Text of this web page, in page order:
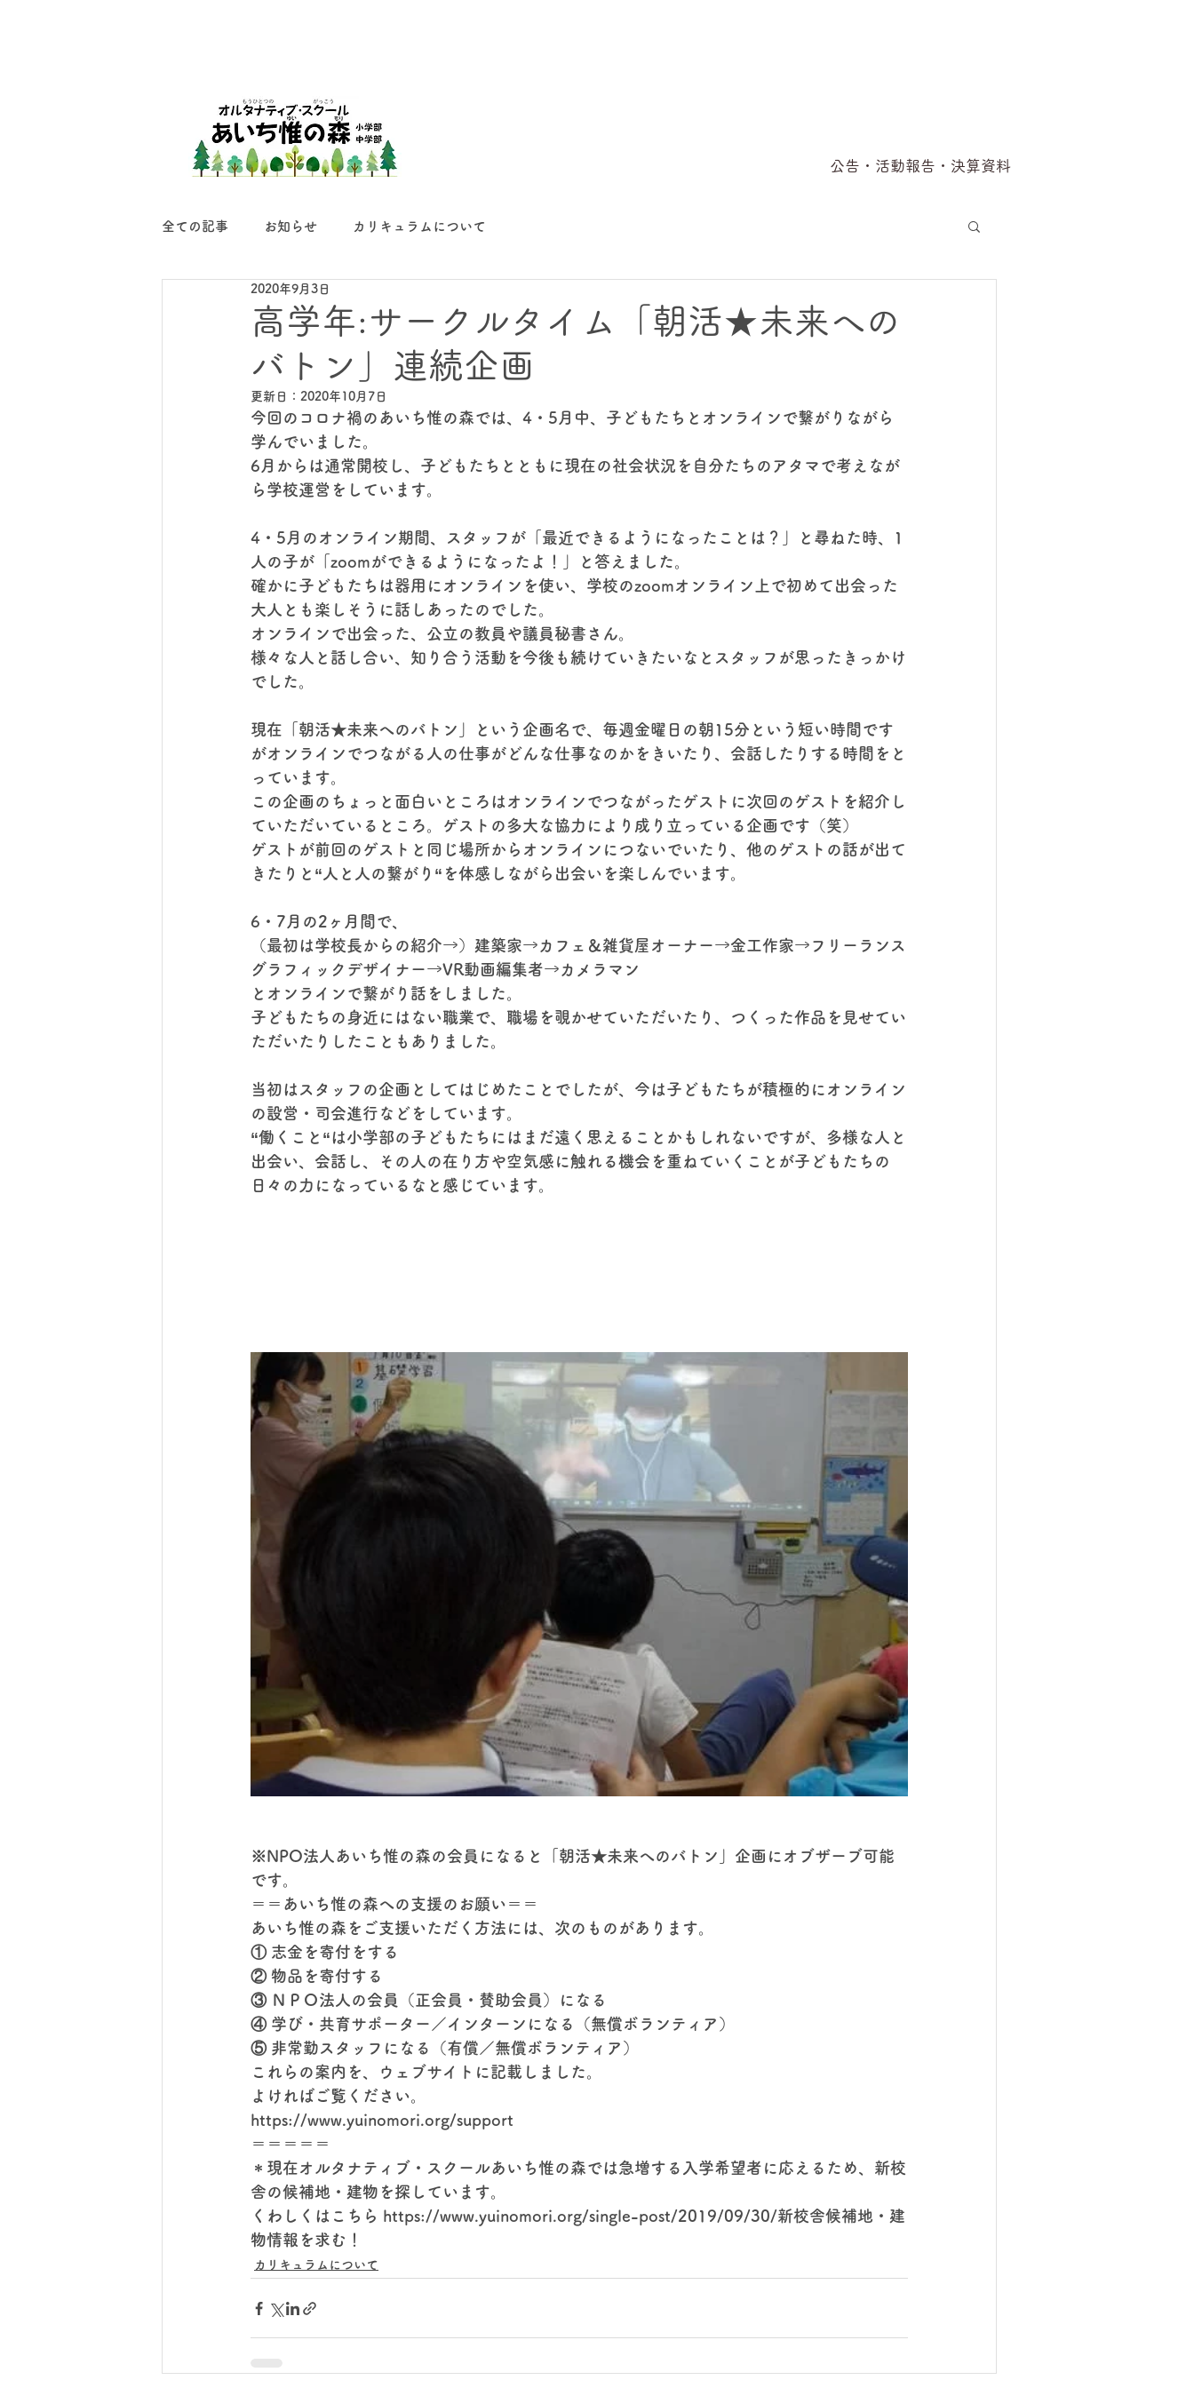
公告・活動報告・決算資料
全ての記事 お知らせ カリキュラムについて
高学年:サークルタイム「朝活★未来への
バトン」連続企画
2020年9月3日
更新日： 2020年10月7日
今回のコロナ禍のあいち惟の森では、4・5月中、子どもたちとオンラインで繋がりながら
学んでいました。
6月からは通常開校し、子どもたちとともに現在の社会状況を自分たちのアタマで考えなが
ら学校運営をしています。
4・5月のオンライン期間、スタッフが「最近できるようになったことは？」と尋ねた時、1
人の子が「zoomができるようになったよ！」と答えました。
確かに子どもたちは器用にオンラインを使い、学校のzoomオンライン上で初めて出会った
大人とも楽しそうに話しあったのでした。
オンラインで出会った、公立の教員や議員秘書さん。
様々な人と話し合い、知り合う活動を今後も続けていきたいなとスタッフが思ったきっかけ
でした。
現在「朝活★未来へのバトン」という企画名で、毎週金曜日の朝15分という短い時間です
がオンラインでつながる人の仕事がどんな仕事なのかをきいたり、会話したりする時間をと
っています。
この企画のちょっと面白いところはオンラインでつながったゲストに次回のゲストを紹介し
ていただいているところ。ゲストの多大な協力により成り立っている企画です（笑）
ゲストが前回のゲストと同じ場所からオンラインにつないでいたり、他のゲストの話が出て
きたりと“人と人の繋がり“を体感しながら出会いを楽しんでいます。
6・7月の2ヶ月間で、
（最初は学校長からの紹介→）建築家→カフェ＆雑貨屋オーナー→金工作家→フリーランス
グラフィックデザイナー→VR動画編集者→カメラマン
とオンラインで繋がり話をしました。
子どもたちの身近にはない職業で、職場を覗かせていただいたり、つくった作品を見せてい
ただいたりしたこともありました。
当初はスタッフの企画としてはじめたことでしたが、今は子どもたちが積極的にオンライン
の設営・司会進行などをしています。
“働くこと“は小学部の子どもたちにはまだ遠く思えることかもしれないですが、多様な人と
出会い、会話し、その人の在り方や空気感に触れる機会を重ねていくことが子どもたちの
日々の力になっているなと感じています。
※NPO法人あいち惟の森の会員になると「朝活★未来へのバトン」企画にオブザーブ可能
です。
＝＝あいち惟の森への支援のお願い＝＝
あいち惟の森をご支援いただく方法には、次のものがあります。​
① 志金を寄付をする
② 物品を寄付する
③ ＮＰＯ法人の会員（正会員・賛助会員）になる
④ 学び・共育サポーター／インターンになる（無償ボランティア）
⑤ 非常勤スタッフになる（有償／無償ボランティア）​
これらの案内を、ウェブサイトに記載しました。
よければご覧ください。
https://www.yuinomori.org/support
＝＝＝＝＝
＊現在オルタナティブ・スクールあいち惟の森では急増する入学希望者に応えるため、新校
舎の候補地・建物を探しています。
くわしくはこちら https://www.yuinomori.org/single-post/2019/09/30/新校舎候補地・建
物情報を求む！
カリキュラムについて